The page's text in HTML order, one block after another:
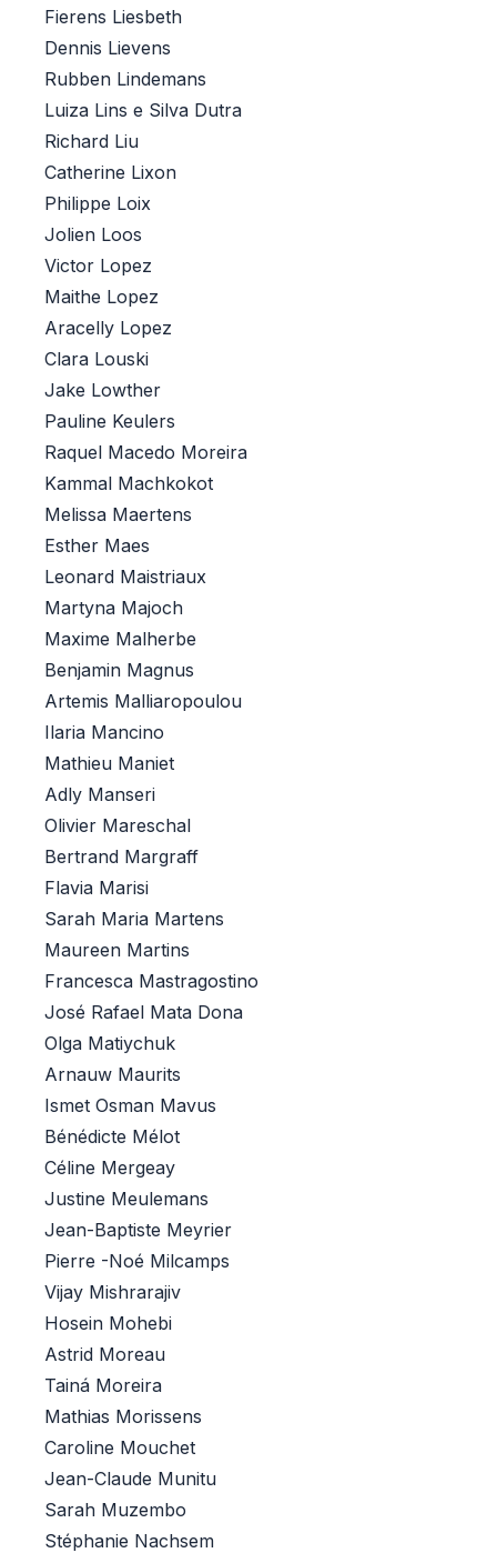
Fierens Liesbeth
Dennis Lievens
Rubben Lindemans
Luiza Lins e Silva Dutra
Richard Liu
Catherine Lixon
Philippe Loix
Jolien Loos
Victor Lopez
Maithe Lopez
Aracelly Lopez
Clara Louski
Jake Lowther
Pauline Keulers
Raquel Macedo Moreira
Kammal Machkokot
Melissa Maertens
Esther Maes
Leonard Maistriaux
Martyna Majoch
Maxime Malherbe
Benjamin Magnus
Artemis Malliaropoulou
Ilaria Mancino
Mathieu Maniet
Adly Manseri
Olivier Mareschal
Bertrand Margraff
Flavia Marisi
Sarah Maria Martens
Maureen Martins
Francesca Mastragostino
José Rafael Mata Dona
Olga Matiychuk
Arnauw Maurits
Ismet Osman Mavus
Bénédicte Mélot
Céline Mergeay
Justine Meulemans
Jean-Baptiste Meyrier
Pierre -Noé Milcamps
Vijay Mishrarajiv
Hosein Mohebi
Astrid Moreau
Tainá Moreira
Mathias Morissens
Caroline Mouchet
Jean-Claude Munitu
Sarah Muzembo
Stéphanie Nachsem